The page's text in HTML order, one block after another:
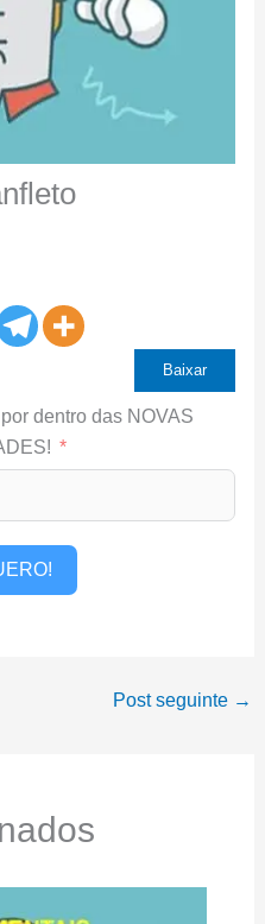
Baixar
dentro das NOVAS
Post seguinte →